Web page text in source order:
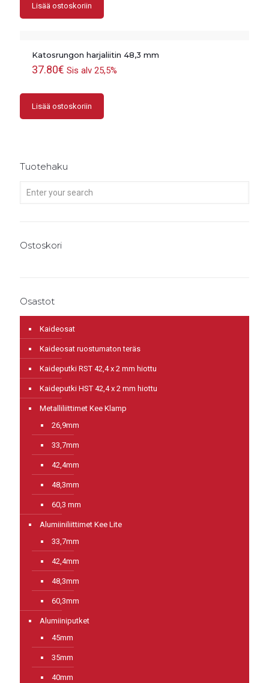
Lisää ostoskoriin
Katosrungon harjaliitin 48,3 mm
37.80€ Sis alv 25,5%
Lisää ostoskoriin
Tuotehaku
Ostoskori
Osastot
Kaideosat
Kaideosat ruostumaton teräs
Kaideputki RST 42,4 x 2 mm hiottu
Kaideputki HST 42,4 x 2 mm hiottu
Metalliliittimet Kee Klamp
26,9mm
33,7mm
42,4mm
48,3mm
60,3 mm
Alumiiniliittimet Kee Lite
33,7mm
42,4mm
48,3mm
60,3mm
Alumiiniputket
45mm
35mm
40mm